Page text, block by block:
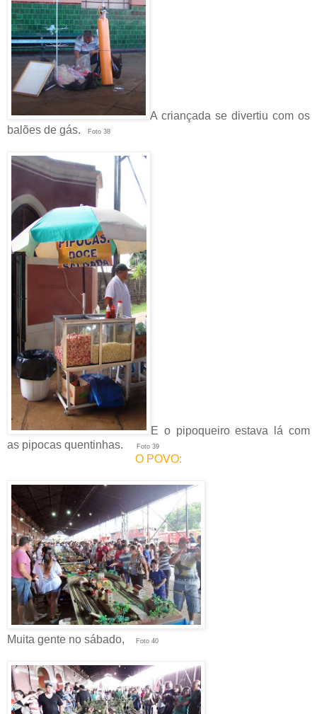
A criançada se divertiu com os
balões de gás.
Foto 38
E o pipoqueiro estava lá com
as pipocas quentinhas.
Foto 39
O POVO:
Muita gente no sábado, Foto 40